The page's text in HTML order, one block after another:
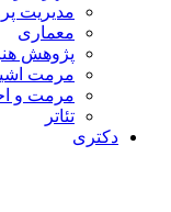
مدیریت
معماری
پژوهش
مرمت
مرمت و
تئاتر
دکتری